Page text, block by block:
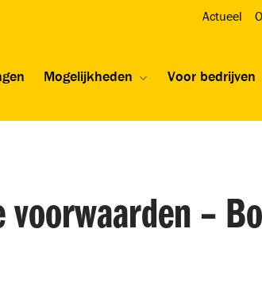
Actueel
Mogelijkheden Voor bedrijven
voorwaarden –